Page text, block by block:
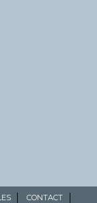
CONTACT